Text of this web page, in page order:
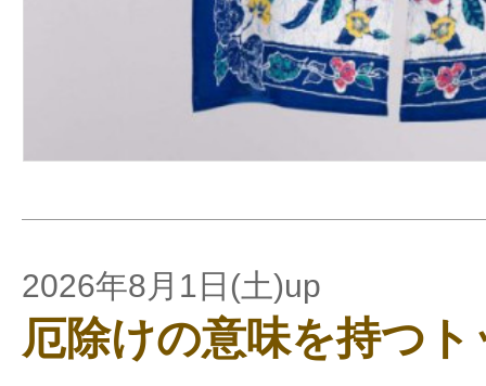
2026年8月1日(土)up
厄除けの意味を持つ